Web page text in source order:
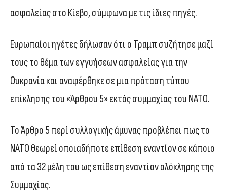
ασφαλείας στο Κίεβο, σύμφωνα με τις ίδιες πηγές.
Ευρωπαίοι ηγέτες δήλωσαν ότι ο Τραμπ συζήτησε μαζί
τους το θέμα των εγγυήσεων ασφαλείας για την
Ουκρανία και αναφέρθηκε σε μια πρόταση τύπου
επίκλησης του «Άρθρου 5» εκτός συμμαχίας του ΝΑΤΟ.
Το Άρθρο 5 περί συλλογικής άμυνας προβλέπει πως το
ΝΑΤΟ θεωρεί οποιαδήποτε επίθεση εναντίον σε κάποιο
από τα 32 μέλη του ως επίθεση εναντίον ολόκληρης της
Συμμαχίας.